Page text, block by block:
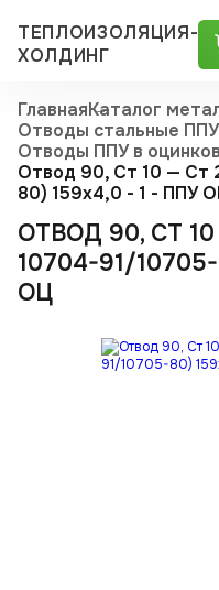
ТЕПЛОИЗОЛЯЦИЯ-
ХОЛДИНГ
ГлавнаяКаталог
Отводы стальные ППУ
Отводы ППУ в
Отвод 90, Ст 10 — Ст
80) 159x4,0 - 1 - ППУ
ОТВОД 90, СТ
10704-91/
ОЦ